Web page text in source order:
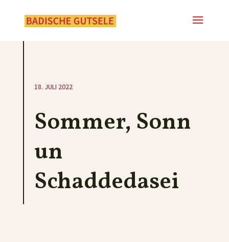
18. JULI 2022
Sommer, Sonn
un
Schaddedasei